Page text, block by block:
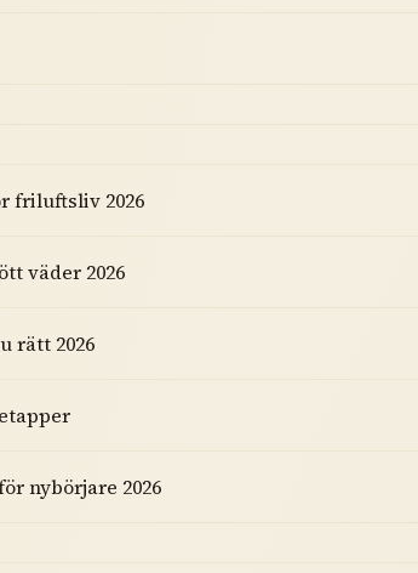
friluftsliv 2026
väder 2026
rätt 2026
nybörjare 2026